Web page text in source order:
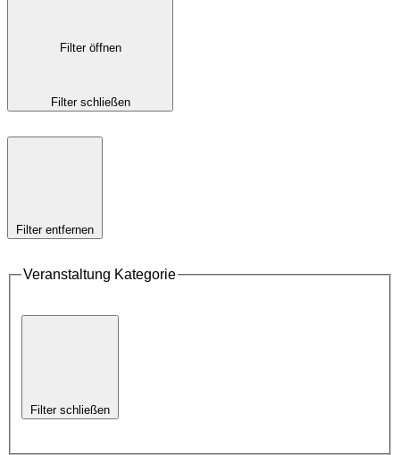
Filter öffnen
Filter schließen
Filter entfernen
Veranstaltung Kategorie
Filter schließen